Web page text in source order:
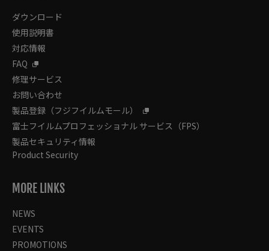
ダウンロード
使用説明書
対応情報
FAQ
修理サービス
お問い合わせ
製品登録（フジフイルムモール）
富士フイルムプロフェッショナル サービス（FPS）
製品セキュリティ情報
Product Security
MORE LINKS
NEWS
EVENTS
PROMOTIONS